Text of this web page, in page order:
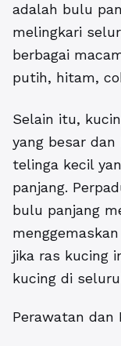
adalah bulu
melingkari
berbagai
putih, hitam,
Selain itu,
yang besar
telinga kecil
panjang.
bulu panjang
jika ras kucing
kucing di
Perawatan dan